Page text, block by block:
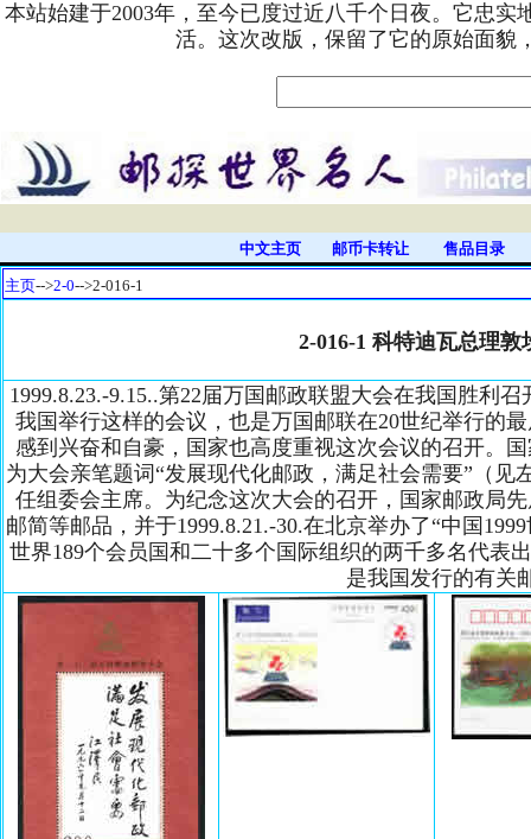
本站始建于2003年，至今已度过近八千个日夜。它忠
活。这次改版，保留了它的原始面貌
中文主页 邮币卡转让 售品目录
主页-->2-0-->2-016-1
2-016-1 科特迪瓦总理敦
1999.8.23.-9.15..第22届万国邮政联盟大会在我国胜利
我国举行这样的会议，也是万国邮联在20世纪举行的
感到兴奋和自豪，国家也高度重视这次会议的召开。
为大会亲笔题词“发展现代化邮政，满足社会需要”（见
任组委会主席。为纪念这次大会的召开，国家邮政局
邮简等邮品，并于1999.8.21.-30.在北京举办了“中国
世界189个会员国和二十多个国际组织的两千多名代表
是我国发行的有关